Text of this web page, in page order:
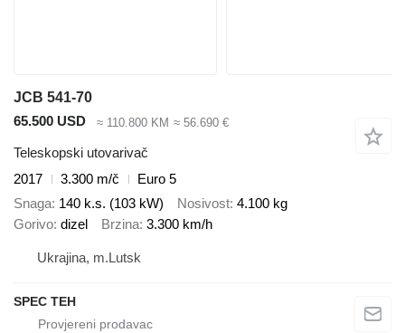
JCB 541-70
65.500 USD
≈ 110.800 KM ≈ 56.690 €
Teleskopski utovarivač
2017
3.300 m/č
Euro 5
Snaga 140 k.s. (103 kW) Nosivost 4.100 kg
Gorivo dizel Brzina 3.300 km/h
Ukrajina, m.Lutsk
SPEC TEH